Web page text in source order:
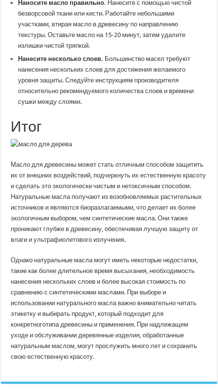
Наносите масло правильно. Нанесите с помощью чистой
безворсовой ткани или кисти. Работайте небольшими
участками, втирая масло в древесину по направлению
текстуры. Оставьте масло на 15-20 минут, затем удалите
излишки чистой тряпкой.
Нанесите несколько слоев. Большинство масел требуют
нанесения нескольких слоев для достижения желаемого
уровня защиты. Следуйте инструкциям производителя
относительно рекомендуемого количества слоев и времени
сушки между слоями.
Итог
Масло для древесины может стать отличным способом защитить
их от внешних воздействий, подчеркнуть их естественную красоту
и сделать это экологически чистым и нетоксичным способом.
Натуральные масла получают из возобновляемых растительных
источников и являются биоразлагаемыми, что делает их более
экологичным выбором, чем синтетические масла. Они также
проникают глубже в древесину, обеспечивая лучшую защиту от
влаги и ультрафиолетового излучения.
Однако натуральные масла могут иметь некоторые недостатки,
такие как более длительное время высыхания, необходимость
нанесения нескольких слоев и более высокая стоимость по
сравнению с синтетическими маслами. При выборе и
использовании натурального масла важно внимательно читать
этикетку и выбирать продукт, который подходит для
конкретноготипа древесины и применения. При надлежащем
уходе и обслуживании деревянные изделия, обработанные
натуральным маслом, могут прослужить много лет и сохранить
свою естественную красоту.